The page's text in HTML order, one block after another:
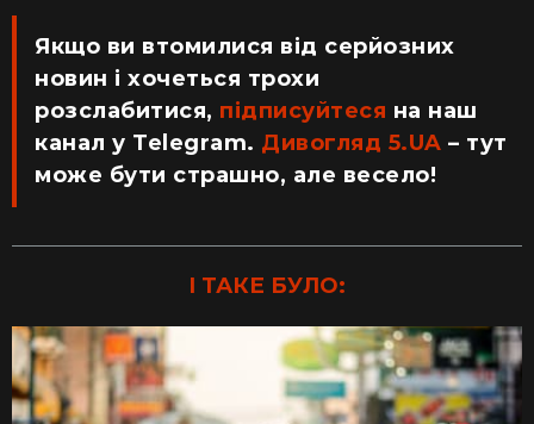
Якщо ви втомилися від серйозних
новин і хочеться трохи
розслабитися, підписуйтеся на наш
канал у Telegram. Дивогляд 5.UA – тут
може бути страшно, але весело!
І ТАКЕ БУЛО: